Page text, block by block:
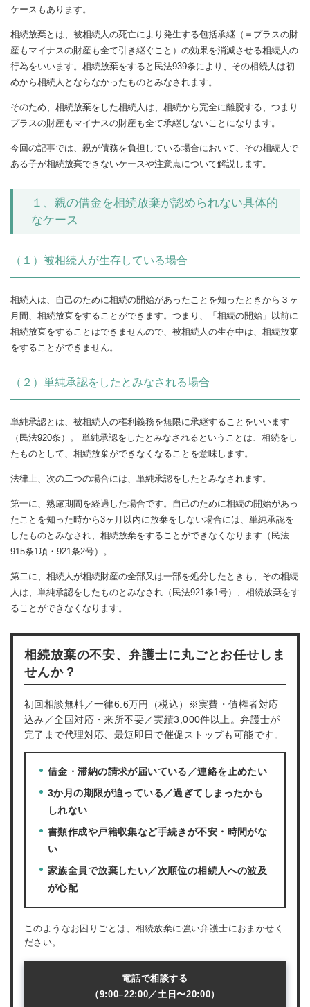
ケースもあります。
相続放棄とは、被相続人の死亡により発生する包括承継（＝プラスの財
産もマイナスの財産も全て引き継ぐこと）の効果を消滅させる相続人の
行為をいいます。相続放棄をすると民法939条により、その相続人は初
めから相続人とならなかったものとみなされます。
そのため、相続放棄をした相続人は、相続から完全に離脱する、つまり
プラスの財産もマイナスの財産も全て承継しないことになります。
今回の記事では、親が債務を負担している場合において、その相続人で
ある子が相続放棄できないケースや注意点について解説します。
１、親の借金を相続放棄が認められない具体的
なケース
（１）被相続人が生存している場合
相続人は、自己のために相続の開始があったことを知ったときから３ヶ
月間、相続放棄をすることができます。つまり、「相続の開始」以前に
相続放棄をすることはできませんので、被相続人の生存中は、相続放棄
をすることができません。
（２）単純承認をしたとみなされる場合
単純承認とは、被相続人の権利義務を無限に承継することをいいます
（民法920条）。 単純承認をしたとみなされるということは、相続をし
たものとして、相続放棄ができなくなることを意味します。
法律上、次の二つの場合には、単純承認をしたとみなされます。
第一に、熟慮期間を経過した場合です。自己のために相続の開始があっ
たことを知った時から3ヶ月以内に放棄をしない場合には、単純承認を
したものとみなされ、相続放棄をすることができなくなります（民法
915条1項・921条2号）。
第二に、相続人が相続財産の全部又は一部を処分したときも、その相続
人は、単純承認をしたものとみなされ（民法921条1号）、相続放棄をす
ることができなくなります。
相続放棄の不安、弁護士に丸ごとお任せしま
せんか？
初回相談無料／一律6.6万円（税込）※実費・債権者対応
込み／全国対応・来所不要／実績3,000件以上。弁護士が
完了まで代理対応、最短即日で催促ストップも可能です。
借金・滞納の請求が届いている／連絡を止めたい
3か月の期限が迫っている／過ぎてしまったかも
しれない
書類作成や戸籍収集など手続きが不安・時間がな
い
家族全員で放棄したい／次順位の相続人への波及
が心配
このようなお困りごとは、相続放棄に強い弁護士におまかせく
ださい。
電話で相談する
（9:00–22:00／土日〜20:00）